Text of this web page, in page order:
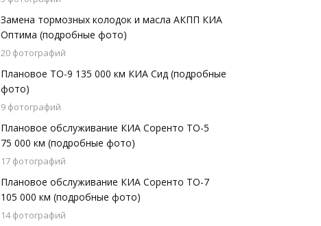
Замена тормозных колодок и масла АКПП КИА
Оптима (подробные фото)
20 фотографий
Плановое ТО-9 135 000 км КИА Сид (подробные
фото)
9 фотографий
Плановое обслуживание КИА Соренто ТО-5
75 000 км (подробные фото)
17 фотографий
Плановое обслуживание КИА Соренто ТО-7
105 000 км (подробные фото)
14 фотографий